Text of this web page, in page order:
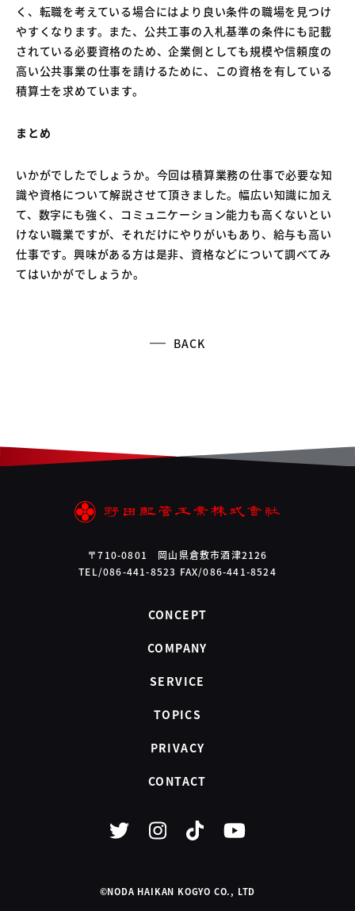
く、転職を考えている場合にはより良い条件の職場を見つけ
やすくなります。また、公共工事の入札基準の条件にも記載
されている必要資格のため、企業側としても規模や信頼度の
高い公共事業の仕事を請けるために、この資格を有している
積算士を求めています。
まとめ
いかがでしたでしょうか。今回は積算業務の仕事で必要な知
識や資格について解説させて頂きました。幅広い知識に加え
て、数字にも強く、コミュニケーション能力も高くないとい
けない職業ですが、それだけにやりがいもあり、給与も高い
仕事です。興味がある方は是非、資格などについて調べてみ
てはいかがでしょうか。
BACK
〒710-0801 岡山県倉敷市酒津2126
TEL/086-441-8523 FAX/086-441-8524
CONCEPT
COMPANY
SERVICE
TOPICS
PRIVACY
CONTACT
©NODA HAIKAN KOGYO CO., LTD